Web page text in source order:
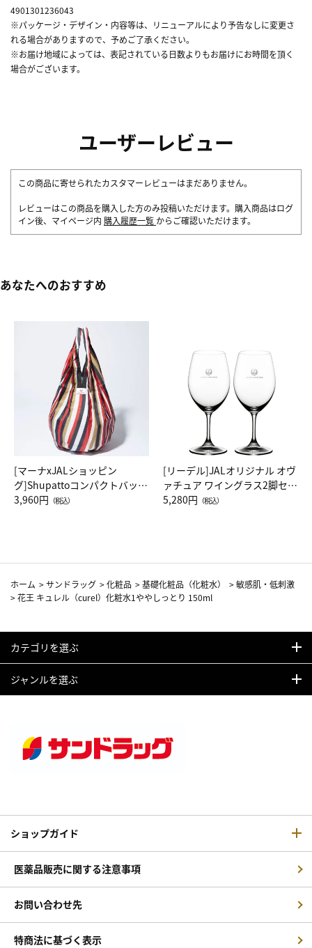
4901301236043
※パッケージ・デザイン・内容等は、リニューアルにより予告なしに変更さ
れる場合がありますので、予めご了承ください。
※お届け地域によっては、表記されている日数よりもお届けにお時間を頂く
場合がございます。
ユーザーレビュー
この商品に寄せられたカスタマーレビューはまだありません。
レビューはこの商品を購入した方のみ投稿いただけます。購入商品はログ
イン後、マイページ内 購入履歴一覧 からご確認いただけます。
あなたへのおすすめ
[マーナxJALショッピン
グ]Shupattoコンパクトバッグ
Drop JAL客室乗務員（LC）ス
3,960円 （税込）
[リーデル]JALオリジナル オヴ
ァチュア ワイングラス2脚セッ
ト（レッドワイン）
5,280円 （税込）
ホーム >サンドラッグ >化粧品 >基礎化粧品（化粧水） >敏感肌・低刺激
>花王 キュレル（curel）化粧水1ややしっとり 150ml
カテゴリを選ぶ
ジャンルを選ぶ
ショップガイド
医薬品販売に関する注意事項
お問い合わせ先
特商法に基づく表示